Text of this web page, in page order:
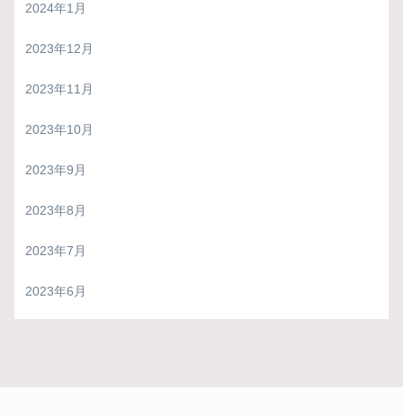
2024年1月
2023年12月
2023年11月
2023年10月
2023年9月
2023年8月
2023年7月
2023年6月